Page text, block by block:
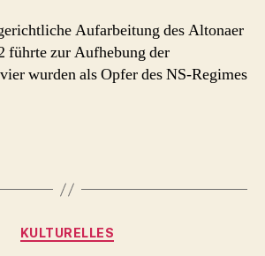
Aufarbeitung des Altonaer
führte zur Aufhebung der
wurden als Opfer des NS-Regimes
Kategorien
KULTURELLES